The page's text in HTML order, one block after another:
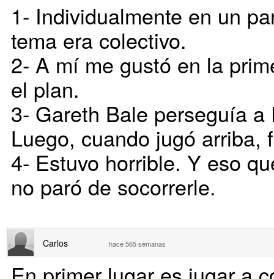
1- Individualmente en un
tema era colectivo.
2- A mí me gustó en la
el plan.
3- Gareth Bale perseguía
Luego, cuando jugó arriba,
4- Estuvo horrible. Y eso
no paró de socorrerle.
Carlos · hace 565 semanas